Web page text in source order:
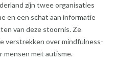
zijn twee organisaties
en een schat aan informatie
van deze stoornis. Ze
verstrekken over mindfulness-
mensen met autisme.